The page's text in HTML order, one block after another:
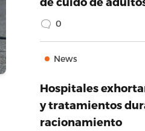
0
News
Hospitales
y tratamientos
racionamiento